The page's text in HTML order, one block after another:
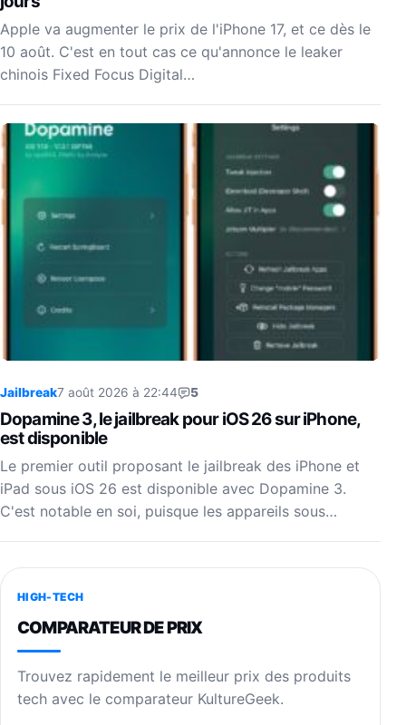
Apple va augmenter le prix de l'iPhone 17, et ce dès le
10 août. C'est en tout cas ce qu'annonce le leaker
chinois Fixed Focus Digital…
Jailbreak7 août 2026 à 22:44 5
Dopamine 3, le jailbreak pour iOS 26 sur iPhone,
est disponible
Le premier outil proposant le jailbreak des iPhone et
iPad sous iOS 26 est disponible avec Dopamine 3.
C'est notable en soi, puisque les appareils sous…
HIGH-TECH
COMPARATEUR DE PRIX
Trouvez rapidement le meilleur prix des produits
tech avec le comparateur KultureGeek.